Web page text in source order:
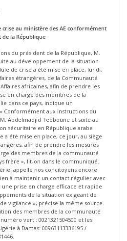
crise au ministère des AE conformément
la République
du président de la République, M.
au développement de la situation
de crise a été mise en place, lundi,
étrangères, de la Communauté
africaines, afin de prendre les
en charge des membres de la
dans ce pays, indique un
Conformément aux instructions du
Abdelmadjid Tebboune et suite au
sécuritaire en République arabe
a été mise en place, ce jour, au siège
afin de prendre les mesures
des membres de la communauté
frère », lit-on dans le communiqué.
appelle nos concitoyens encore
à maintenir un contact régulier avec
une prise en charge efficace et rapide
de la situation exigeant de
vigilance », précise la même source.
des membres de la communauté
vert : 0021321504500 et les
à Damas: 00963113336195 /